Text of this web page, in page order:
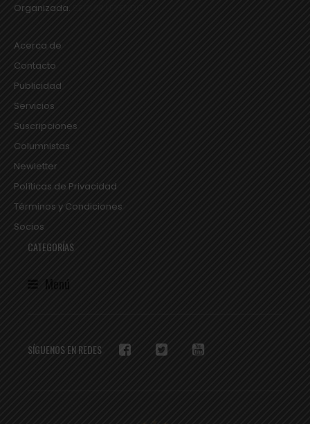
Organizada.
Acerca de
Contacto
Publicidad
Servicios
Suscripciones
Columnistas
Newletter
Políticas de Privacidad
Términos y Condiciones
Socios
CATEGORÍAS
Menú
SÍGUENOS EN REDES